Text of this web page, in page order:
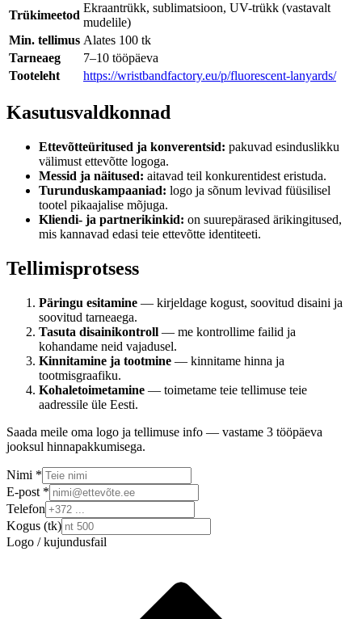
Trükimeetod
Ekraantrükk, sublimatsioon, UV-trükk (vastavalt
mudelile)
Min. tellimus Alates 100 tk
Tarneaeg
7–10 tööpäeva
Tooteleht
https://wristbandfactory.eu/p/fluorescent-lanyards/
Kasutusvaldkonnad
Ettevõtteüritused ja konverentsid: pakuvad esinduslikku
välimust ettevõtte logoga.
Messid ja näitused: aitavad teil konkurentidest eristuda.
Turunduskampaaniad: logo ja sõnum levivad füüsilisel
tootel pikaajalise mõjuga.
Kliendi- ja partnerikinkid: on suurepärased ärikingitused,
mis kannavad edasi teie ettevõtte identiteeti.
Tellimisprotsess
Päringu esitamine — kirjeldage kogust, soovitud disaini ja
soovitud tarneaega.
Tasuta disainikontroll — me kontrollime failid ja
kohandame neid vajadusel.
Kinnitamine ja tootmine — kinnitame hinna ja
tootmisgraafiku.
Kohaletoimetamine — toimetame teie tellimuse teie
aadressile üle Eesti.
Saada meile oma logo ja tellimuse info — vastame 3 tööpäeva
jooksul hinnapakkumisega.
Nimi *
E-post *
Telefon
Kogus (tk)
Logo / kujundusfail